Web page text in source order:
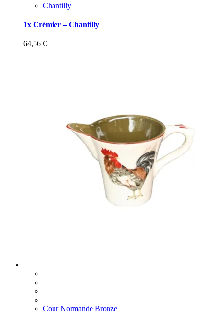
Chantilly
1x Crémier – Chantilly
64,56 €
Cour Normande Bronze